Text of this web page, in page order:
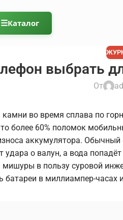
☰Каталог
выбрать
От
во время сплава по
более 60% поломок
аккумулятора.
удара о валун, а вода
мишуры в пользу суровой
батареи в миллиампер-часах